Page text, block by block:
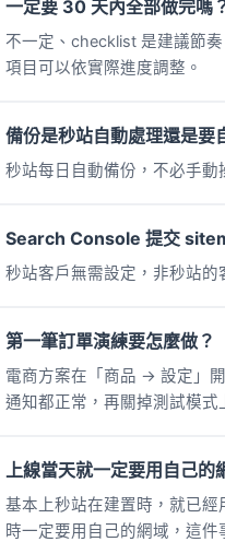
一定要 30 天內全部做完嗎
不一定、checklist 是建議節
項目可以依實際進度調整。
備份是秒站自動處理還是要
秒站每日自動備份，不必手動
Search Console 提交
秒站客戶無需設定，非秒站的
第一筆訂單演練要怎麼做？
電商方案在「商品 → 設定」
通知都正常，再關掉測試模式
上線當天就一定要用自己的
基本上秒站在建置時，就已
時一定要用自己的網域，這件